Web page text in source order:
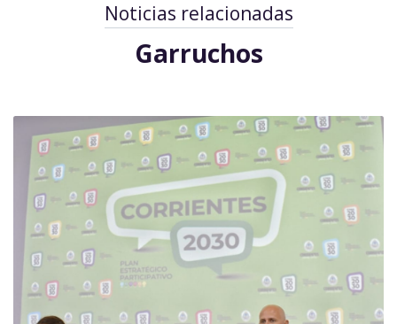
Noticias relacionadas
Garruchos